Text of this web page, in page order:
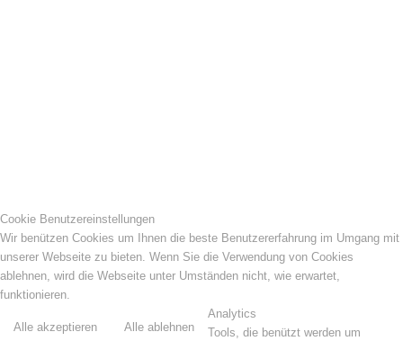
Cookie Benutzereinstellungen
Wir benützen Cookies um Ihnen die beste Benutzererfahrung im Umgang mit
unserer Webseite zu bieten. Wenn Sie die Verwendung von Cookies
ablehnen, wird die Webseite unter Umständen nicht, wie erwartet,
funktionieren.
Alle akzeptieren Alle ablehnen
Analytics
Tools, die benützt werden um